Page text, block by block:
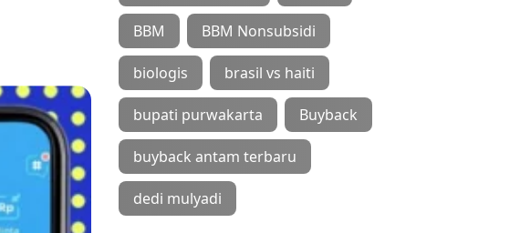
BBM BBM Nonsubsidi
biologis brasil vs haiti
bupati purwakarta Buyback
buyback antam terbaru
dedi mulyadi